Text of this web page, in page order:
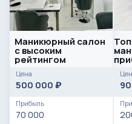
Маникюрный салон
с высоким
рейтингом
Цена
500 000 ₽
Прибыль
70 000